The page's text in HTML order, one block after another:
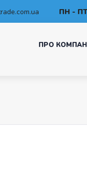
ПН -
ПРО